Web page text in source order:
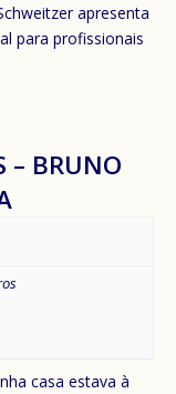
apresenta
para profissionais
– BRUNO
casa estava à